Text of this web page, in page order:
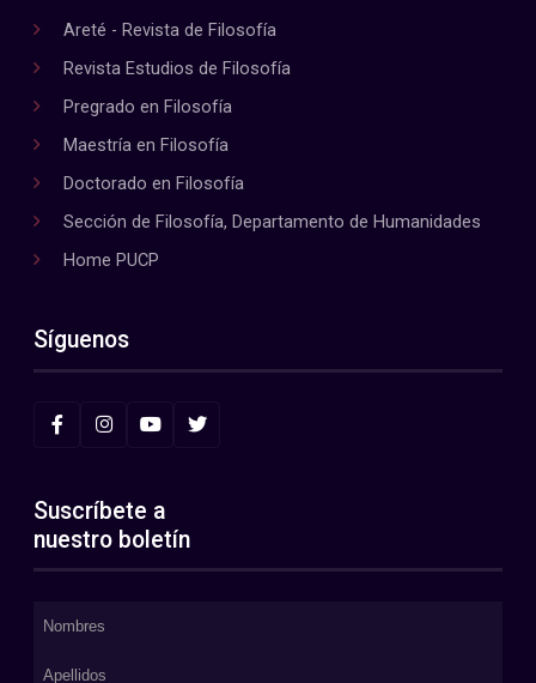
Areté - Revista de Filosofía
Revista Estudios de Filosofía
Pregrado en Filosofía
Maestría en Filosofía
Doctorado en Filosofía
Sección de Filosofía, Departamento de Humanidades
Home PUCP
Síguenos
Suscríbete a
nuestro boletín